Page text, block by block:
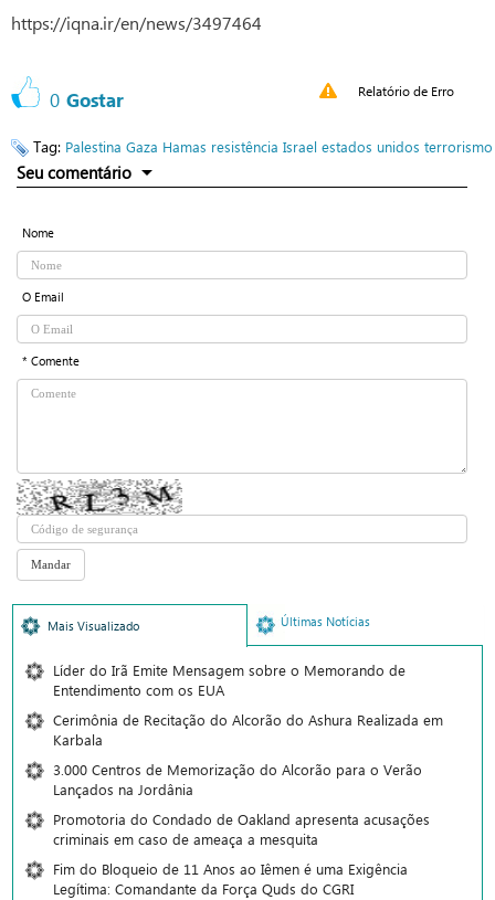
https://iqna.ir/en/news/3497464
0 Gostar Relatório de Erro
Tag: Palestina Gaza Hamas resistência Israel estados unidos terrorismo
Seu comentário
Nome
O Email
* Comente
Mais Visualizado Últimas Notícias
Líder do Irã Emite Mensagem sobre o Memorando de
Entendimento com os EUA
Cerimônia de Recitação do Alcorão do Ashura Realizada em
Karbala
3.000 Centros de Memorização do Alcorão para o Verão
Lançados na Jordânia
Promotoria do Condado de Oakland apresenta acusações
criminais em caso de ameaça a mesquita
Fim do Bloqueio de 11 Anos ao Iêmen é uma Exigência
Legítima: Comandante da Força Quds do CGRI